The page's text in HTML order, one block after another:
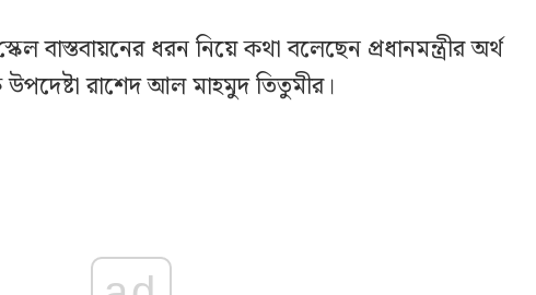
বাস্তবায়নের ধরন নিয়ে কথা বলেছেন প্রধানমন্ত্রীর অর্থ
উপদেষ্টা রাশেদ আল মাহমুদ তিতুমীর।